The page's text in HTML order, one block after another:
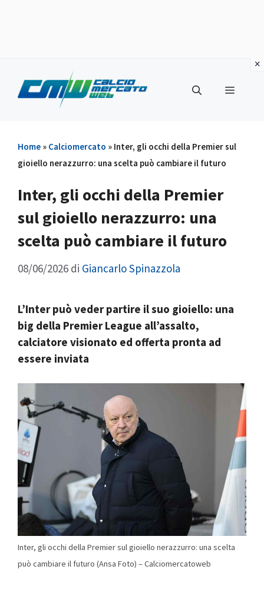
contenuto
Menu
Home » Calciomercato » Inter, gli occhi della Premier sul
gioiello nerazzurro: una scelta può cambiare il futuro
Inter, gli occhi della Premier
sul gioiello nerazzurro: una
scelta può cambiare il futuro
08/06/2026 di Giancarlo Spinazzola
L’Inter può veder partire il suo gioiello: una
big della Premier League all’assalto,
calciatore visionato ed offerta pronta ad
essere inviata
Inter, gli occhi della Premier sul gioiello nerazzurro: una scelta
può cambiare il futuro (Ansa Foto) – Calciomercatoweb